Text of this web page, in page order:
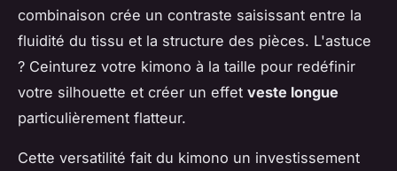
combinaison crée un contraste saisissant entre la
fluidité du tissu et la structure des pièces. L'astuce
? Ceinturez votre kimono à la taille pour redéfinir
votre silhouette et créer un effet veste longue
particulièrement flatteur.
Cette versatilité fait du kimono un investissement